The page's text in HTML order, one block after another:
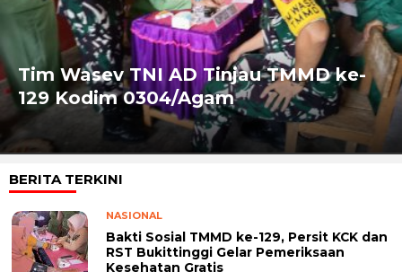
Tim Wasev TNI AD Tinjau TMMD ke-
129 Kodim 0304/Agam
BERITA TERKINI
NASIONAL
Bakti Sosial TMMD ke-129, Persit KCK dan
RST Bukittinggi Gelar Pemeriksaan
Kesehatan Gratis